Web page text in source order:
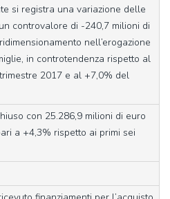
si registra una variazione delle
controvalore di -240,7 milioni di
nell’erogazione
in controtendenza rispetto al
2017 e al +7,0% del
con 25.286,9 milioni di euro
a +4,3% rispetto ai primi sei